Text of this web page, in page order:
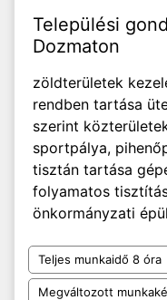
Települési
Dozmaton
zöldterületek
rendben tartása
szerint
sportpálya,
tisztán tartása
folyamatos
önkormányzati
Teljes munkaidő 8 óra
Megváltozott